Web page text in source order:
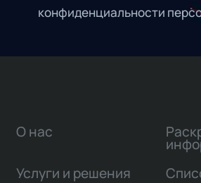
конфиденциальности
О нас
Услуги и решения